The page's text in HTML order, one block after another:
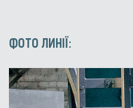
ФОТО ЛИНІЇ: